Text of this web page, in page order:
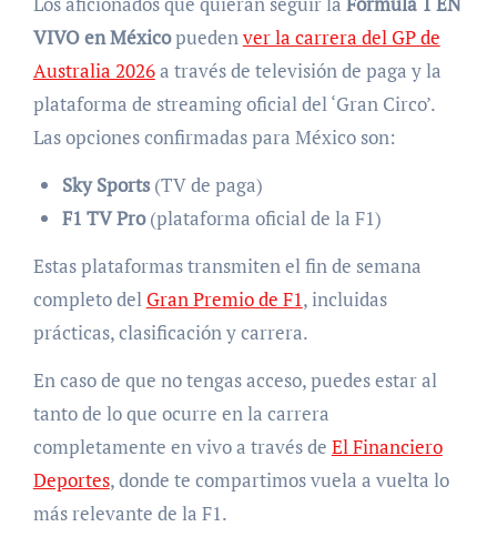
VIVO en Méxicopueden ver la carrera del GP de
Australia 2026a través de televisión de paga y la
plataforma de streaming oficial del ‘Gran Circo’.
Las opciones confirmadas para México son:
Sky Sports(TV de paga)
F1 TV Pro(plataforma oficial de la F1)
Estas plataformas transmiten el fin de semana
completo del Gran Premio de F1, incluidas
prácticas, clasificación y carrera.
En caso de que no tengas acceso, puedes estar al
tanto de lo que ocurre en la carrera
completamente en vivo a través de El Financiero
Deportes, donde te compartimos vuela a vuelta lo
más relevante de la F1.